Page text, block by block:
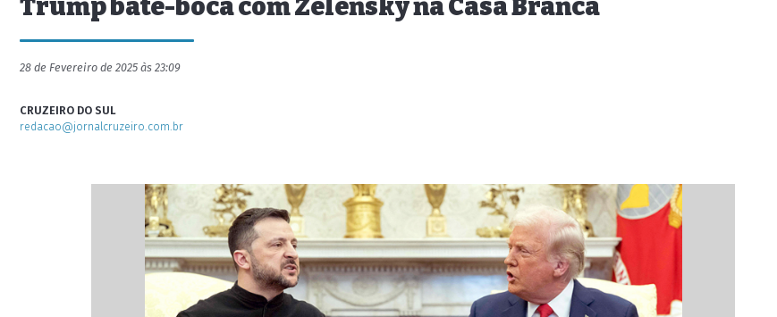
Trump bate-boca com Zelensky na Casa Branca
28 de Fevereiro de 2025 às 23:09
CRUZEIRO DO SUL
redacao@jornalcruzeiro.com.br